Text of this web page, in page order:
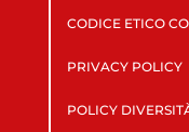
CODICE ETICO
PRIVACY POLICY
POLICY